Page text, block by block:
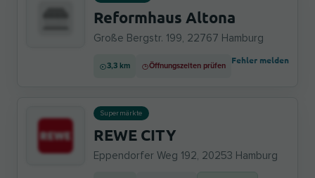
Reformhaus Altona
Große Bergstr. 199, 22767 Hamburg
3,3 km Öffnungszeiten prüfen
Fehler melden
Supermärkte
REWE CITY
Eppendorfer Weg 192, 20253 Hamburg